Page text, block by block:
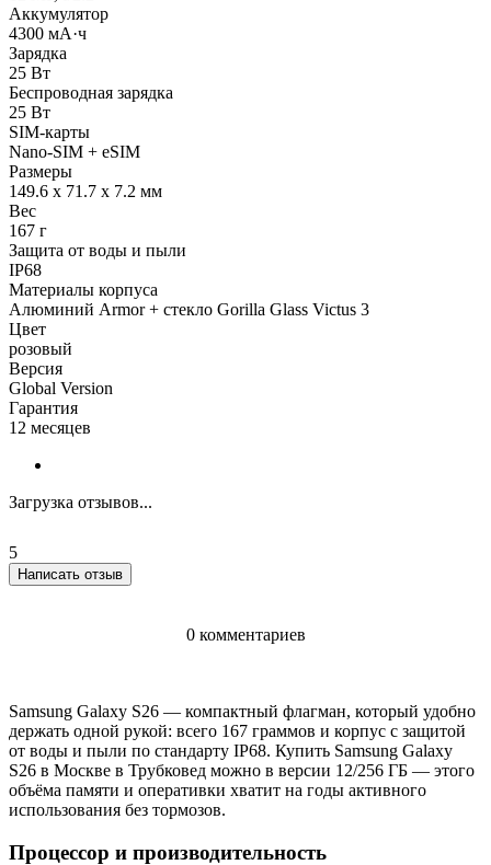
Аккумулятор
4300 мА·ч
Зарядка
25 Вт
Беспроводная зарядка
25 Вт
SIM-карты
Nano-SIM + eSIM
Размеры
149.6 x 71.7 x 7.2 мм
Вес
167 г
Защита от воды и пыли
IP68
Материалы корпуса
Алюминий Armor + стекло Gorilla Glass Victus 3
Цвет
розовый
Версия
Global Version
Гарантия
12 месяцев
Загрузка отзывов...
5
Написать отзыв
0 комментариев
Samsung Galaxy S26 — компактный флагман, который удобно
держать одной рукой: всего 167 граммов и корпус с защитой
от воды и пыли по стандарту IP68. Купить Samsung Galaxy
S26 в Москве в Трубковед можно в версии 12/256 ГБ — этого
объёма памяти и оперативки хватит на годы активного
использования без тормозов.
Процессор и производительность